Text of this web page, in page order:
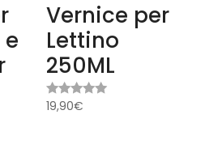
Vernice per
Lettino
250ML
Valutato
19,90€